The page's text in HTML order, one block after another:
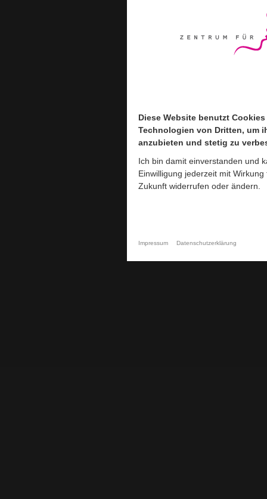
Diese Website benutzt
Technologien von Dritten, um
anzubieten und stetig zu
Ich bin damit einverstanden und
Einwilligung jederzeit mit Wirkung
Zukunft widerrufen oder ändern.
Impressum Datenschutzerklärung
Diese Website benutzt
Technologien von Dritten, um
anzubieten und stetig zu
Ich bin damit einverstanden und
Einwilligung jederzeit mit Wirkung
Zukunft widerrufen oder ändern.
Impressum Datenschutzerklärung